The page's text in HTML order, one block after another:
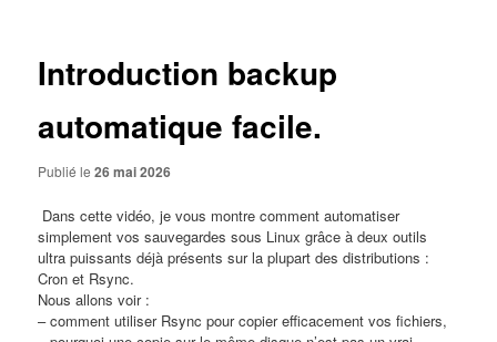
Introduction backup
automatique facile.
Publié le26 mai 2026
​ Dans cette vidéo, je vous montre comment automatiser
simplement vos sauvegardes sous Linux grâce à deux outils
ultra puissants déjà présents sur la plupart des distributions :
Cron et Rsync.
Nous allons voir :
– comment utiliser Rsync pour copier efficacement vos fichiers,